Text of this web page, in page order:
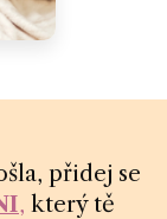
přidej se
, který tě